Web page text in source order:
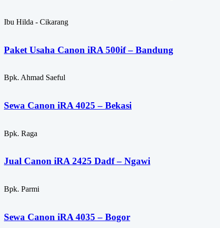
Ibu Hilda - Cikarang
Paket Usaha Canon iRA 500if – Bandung
Bpk. Ahmad Saeful
Sewa Canon iRA 4025 – Bekasi
Bpk. Raga
Jual Canon iRA 2425 Dadf – Ngawi
Bpk. Parmi
Sewa Canon iRA 4035 – Bogor